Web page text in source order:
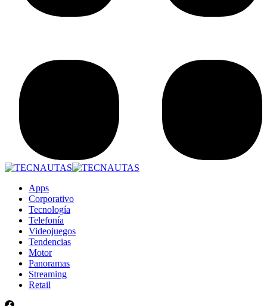
Apps
Corporativo
Tecnología
Telefonía
Videojuegos
Tendencias
Motor
Panoramas
Streaming
Retail